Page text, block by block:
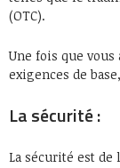
(OTC).
Une fois que vous
exigences de
La sécurité :
La sécurité est